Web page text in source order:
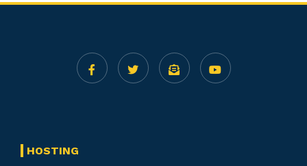
HOSTING